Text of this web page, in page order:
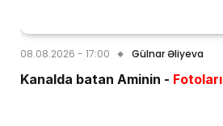
08.08.2026 - 17:00 Gülnar Əliyeva
Kanalda batan Aminin - Fotoları